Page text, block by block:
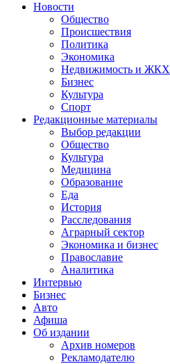
Новости
Общество
Происшествия
Политика
Экономика
Недвижимость и ЖКХ
Бизнес
Культура
Спорт
Редакционные материалы
Выбор редакции
Общество
Культура
Медицина
Образование
Еда
История
Расследования
Аграрный сектор
Экономика и бизнес
Православие
Аналитика
Интервью
Бизнес
Авто
Афиша
Об издании
Архив номеров
Рекламодателю